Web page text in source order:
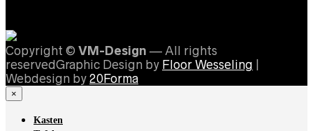
Copyright © VM-Design — All rights
reservedGraphic Design by Floor Wesseling
Webdesign by 20Forma
×
Kasten